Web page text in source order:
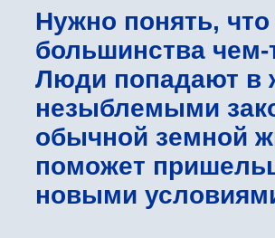
Нужно понять,
большинства
Люди попадают в
незыблемыми
обычной земной
поможет
новыми